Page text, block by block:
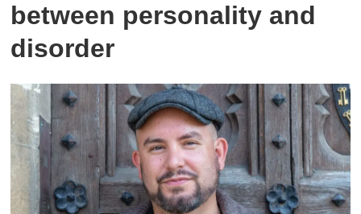
between personality and
disorder